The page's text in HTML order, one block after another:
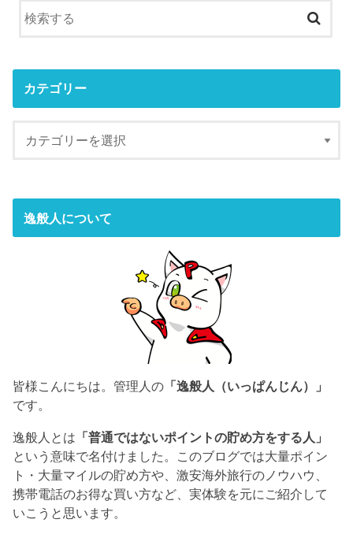
カテゴリー
逸般人について
皆様こんにちは。管理人の 「逸般人（いっぱんじん）」
です。
逸般人とは 「普通ではないポイントの貯め方をする人」
という意味で名付けました。このブログでは大量ポイン
ト・大量マイルの貯め方や、激安海外旅行のノウハウ、
携帯電話のお得な買い方など、実体験を元にご紹介して
いこうと思います。